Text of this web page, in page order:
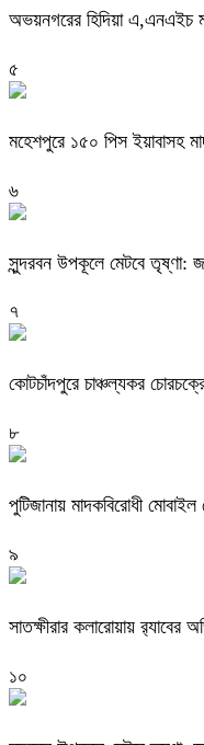
অভয়নগরের হিদিয়া এ,এনএইচ
৫
মহেশপুরে ১৫০ পিস ইয়াবাসহ
৬
সুন্দরবন উপকূলে মেটবে তৃষ্ণা:
৭
কোটচাঁদপুরে চাঞ্চল্যকর
৮
পুটিজানায় মাদকবিরোধী
৯
সাতক্ষীরার কলারোয়ায়
১০